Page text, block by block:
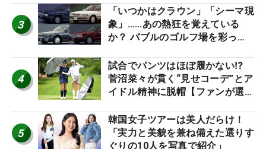
3
「いつかはクラウン」「シーマ現
象」……あの熱狂を覚えている
か？ バブルのゴルフ場を彩った
4
試合でパンツはほぼ履かない⁉
菅沼菜々が貫く“見せコーデ”とア
イドル精神に脱帽【ファンが選ぶ
5
韓国女子ツアーは美人だらけ！
「実力と美貌を兼ね備えた選りす
ぐりの10人を写真で紹介」